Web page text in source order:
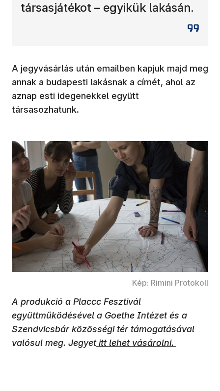
társasjátékot – egyikük lakásán.
A jegyvásárlás után emailben kapjuk majd meg
annak a budapesti lakásnak a címét, ahol az
aznap esti idegenekkel együtt
társasozhatunk.
Kép: Rimini Protokoll
A produkció a Placcc Fesztivál
együttműködésével a Goethe Intézet és a
Szendvicsbár közösségi tér támogatásával
valósul meg. Jegyetitt lehet vásárolni.